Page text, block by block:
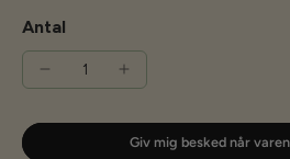
Antal
Giv mig besked når